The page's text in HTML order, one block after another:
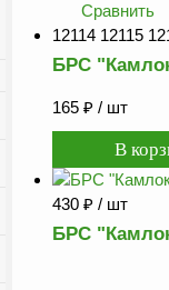
Сравнить
12114 12115
БРС
165 ₽ / шт
430 ₽ / шт
БРС